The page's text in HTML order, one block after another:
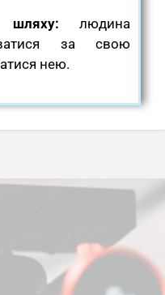
шляху: людина
за свою
нею.